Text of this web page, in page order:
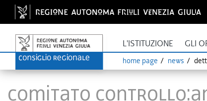
L'ISTITUZIONE GLI
home page news
Comitato